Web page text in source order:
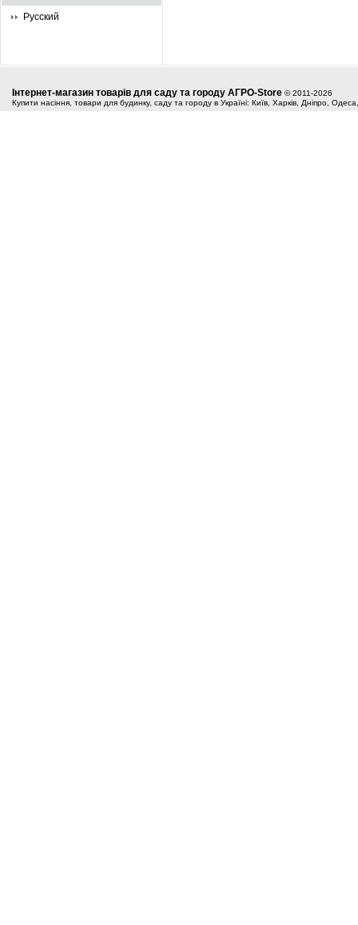
Русский
Інтернет-магазин товарів для саду та городу АГРО-Store © 2011-2026
Купити насіння, товари для будинку, саду та городу в Україні: Київ, Харків, Дніпро,